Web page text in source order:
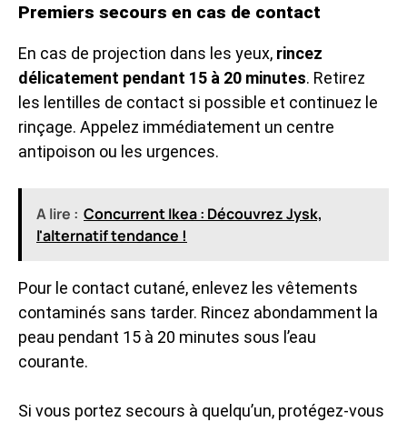
Premiers secours en cas de contact
En cas de projection dans les yeux, rincez
délicatement pendant 15 à 20 minutes. Retirez
les lentilles de contact si possible et continuez le
rinçage. Appelez immédiatement un centre
antipoison ou les urgences.
A lire : Concurrent Ikea : Découvrez Jysk,
l'alternatif tendance !
Pour le contact cutané, enlevez les vêtements
contaminés sans tarder. Rincez abondamment la
peau pendant 15 à 20 minutes sous l’eau
courante.
Si vous portez secours à quelqu’un, protégez-vous